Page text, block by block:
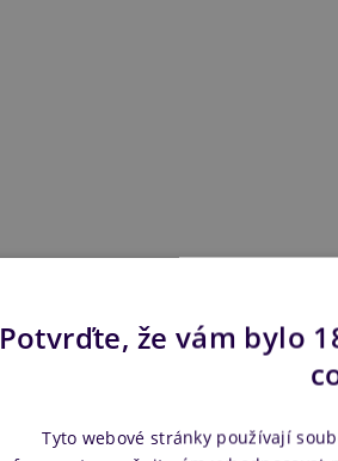
Potvrďte, že vám bylo
Tyto webové stránky používají